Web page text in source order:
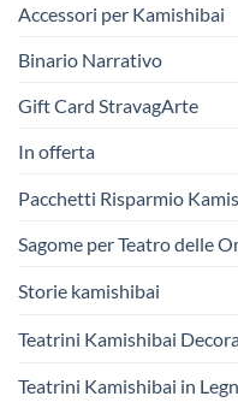
Accessori per Kamishibai
Binario Narrativo
Gift Card StravagArte
In offerta
Pacchetti Risparmio
Sagome per Teatro delle
Storie kamishibai
Teatrini Kamishibai
Teatrini Kamishibai in